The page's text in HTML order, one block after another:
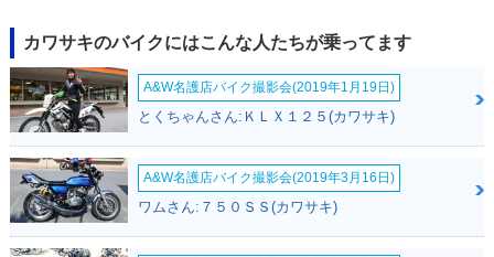
カワサキのバイクにはこんな人たちが乗ってます
A&W名護店バイク撮影会(2019年1月19日)
とくちゃんさん:ＫＬＸ１２５(カワサキ)
A&W名護店バイク撮影会(2019年3月16日)
ワムさん:７５０ＳＳ(カワサキ)